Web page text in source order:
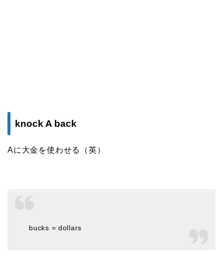
knock A back
Aに大金を使わせる（英）
bucks = dollars